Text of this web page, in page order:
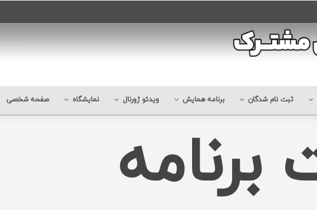
ثبت نام شدگان برنامه همایش ویدئو ژورنال نمایشگاه صفحه شخصی
برنامه